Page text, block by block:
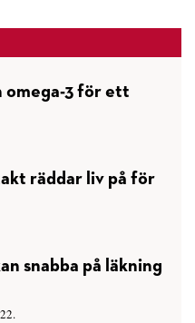
3 för ett
räddar liv på för
snabba på läkning